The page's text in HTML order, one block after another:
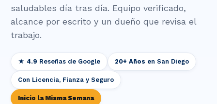
saludables día tras día. Equipo verificado,
alcance por escrito y un dueño que revisa el
trabajo.
★ 4.9 Reseñas de Google 20+ Años en San Diego
Con Licencia, Fianza y Seguro
Inicio la Misma Semana